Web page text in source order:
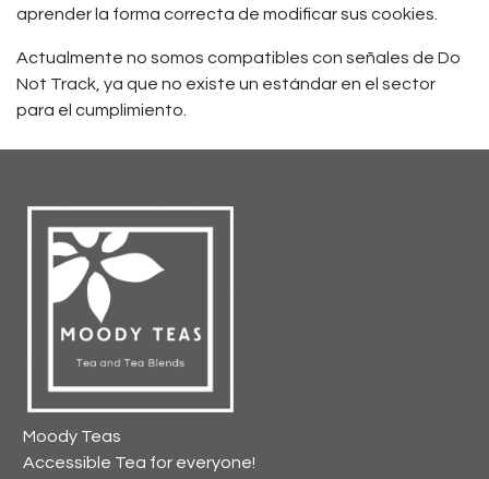
aprender la forma correcta de modificar sus cookies.
Actualmente no somos compatibles con señales de Do
Not Track, ya que no existe un estándar en el sector
para el cumplimiento.
Moody Teas
Accessible Tea for everyone!